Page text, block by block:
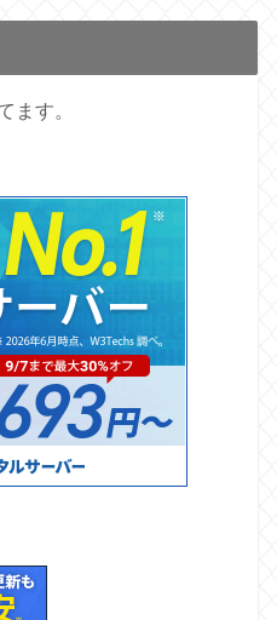
ます。